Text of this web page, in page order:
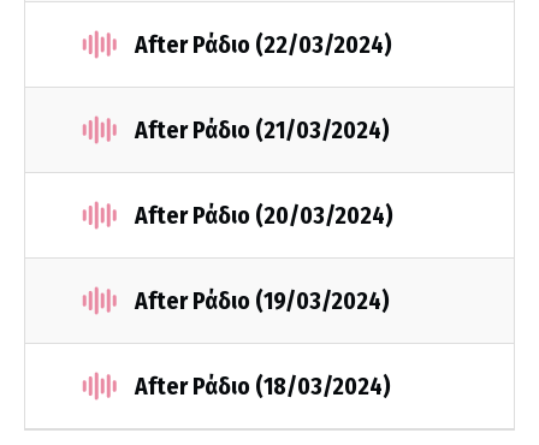
After Ράδιο (22/03/2024)
After Ράδιο (21/03/2024)
After Ράδιο (20/03/2024)
After Ράδιο (19/03/2024)
After Ράδιο (18/03/2024)